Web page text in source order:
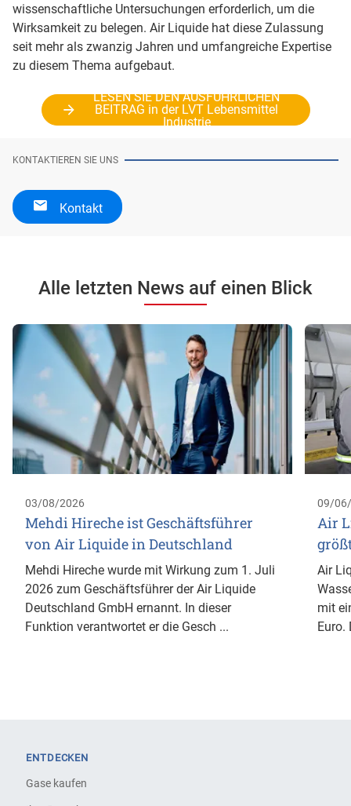
wissenschaftliche Untersuchungen erforderlich, um die
Wirksamkeit zu belegen. Air Liquide hat diese Zulassung
seit mehr als zwanzig Jahren und umfangreiche Expertise
zu diesem Thema aufgebaut.
LESEN SIE DEN AUSFÜHRLICHEN
BEITRAG in der LVT Lebensmittel
Industrie
KONTAKTIEREN SIE UNS
Kontakt
Alle letzten News auf einen Blick
03/08/2026
Mehdi Hireche ist Geschäftsführer
von Air Liquide in Deutschland
Mehdi Hireche wurde mit Wirkung zum 1. Juli
2026 zum Geschäftsführer der Air Liquide
Deutschland GmbH ernannt. In dieser
Funktion verantwortet er die Gesch ...
09/
Air
Air
mit
Euro.
ENTDECKEN
Gase kaufen